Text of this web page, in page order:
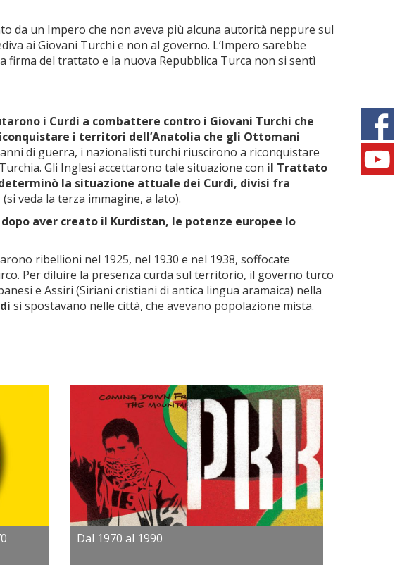
da un Impero che non aveva più alcuna autorità neppure sul
ai Giovani Turchi e non al governo. L’Impero sarebbe
firma del trattato e la nuova Repubblica Turca non si sentì
i Curdi a combattere contro i Giovani Turchi che
i territori dell’Anatolia che gli Ottomani
di guerra, i nazionalisti turchi riuscirono a riconquistare
Gli Inglesi accettarono tale situazione con il Trattato
la situazione attuale dei Curdi, divisi fra
(si veda la terza immagine, a lato).
dopo aver creato il Kurdistan, le potenze europee lo
ribellioni nel 1925, nel 1930 e nel 1938, soffocate
Per diluire la presenza curda sul territorio, il governo turco
e Assiri (Siriani cristiani di antica lingua aramaica) nella
si spostavano nelle città, che avevano popolazione mista.
Dal 1970 al 1990